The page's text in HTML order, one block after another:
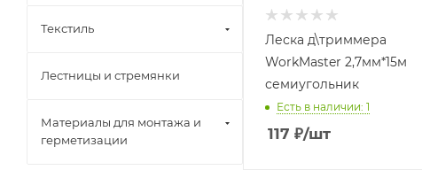
Леска д\триммера
WorkMaster 2,7мм*15м
семиугольник
Есть в наличии: 1
117 ₽/шт
Текстиль
Лестницы и стремянки
Материалы для монтажа и
герметизации